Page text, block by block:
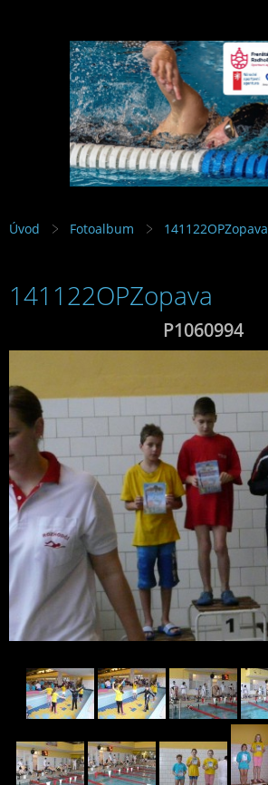
Úvod Fotoalbum 141122OPZopava
141122OPZopava
P1060994